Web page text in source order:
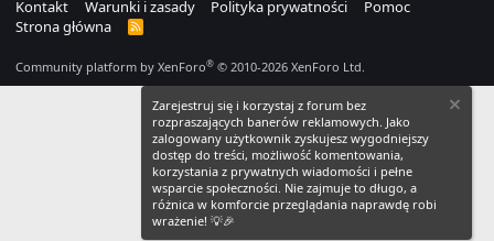
Kontakt
Warunki i zasady Polityka prywatności
Pomoc
Strona główna
R
Community platform by XenForo® © 2010-2026 XenForo Ltd.
Zarejestruj się i korzystaj z forum bez
rozpraszających banerów reklamowych. Jako
zalogowany użytkownik zyskujesz wygodniejszy
dostęp do treści, możliwość komentowania,
korzystania z prywatnych wiadomości i pełne
wsparcie społeczności. Nie zajmuje to długo, a
różnica w komforcie przeglądania naprawdę robi
wrażenie! 💡🎉